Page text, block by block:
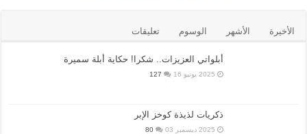
الأخيرة الأشهر الوسوم تعليقات
أبلواتي العزيزات.. شكرا! حكاية أبلة سميرة
2025 يونيو 16 127
ذكريات لذيذة كوخز الإبر
2025 ديسمبر 03 80